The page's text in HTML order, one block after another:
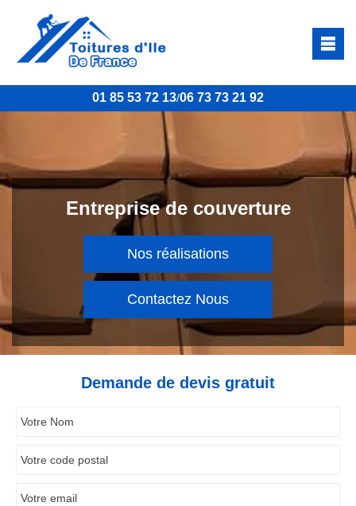
01 85 53 72 13/06 73 73 21 92
Entreprise de couverture
Nos réalisations
Contactez Nous
Demande de devis gratuit